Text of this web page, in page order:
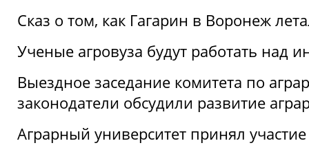
Сказ о том, как Гагарин в Воронеж
Ученые агровуза будут работать над
Выездное заседание комитета по
законодатели обсудили развитие
Аграрный университет принял